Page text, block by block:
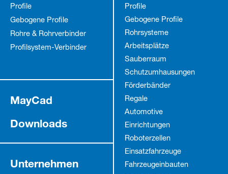
Profile
Gebogene Profile
Rohre & Rohrverbinder
Profilsystem-Verbinder
Profile
Gebogene Profile
Rohrsysteme
Arbeitsplätze
Sauberraum
Schutz­umhausungen
Förderbänder
Regale
Automotive
Einrichtungen
Roboterzellen
Einsatzfahrzeuge
Fahrzeug­einbauten
MayCad
Downloads
Unternehmen